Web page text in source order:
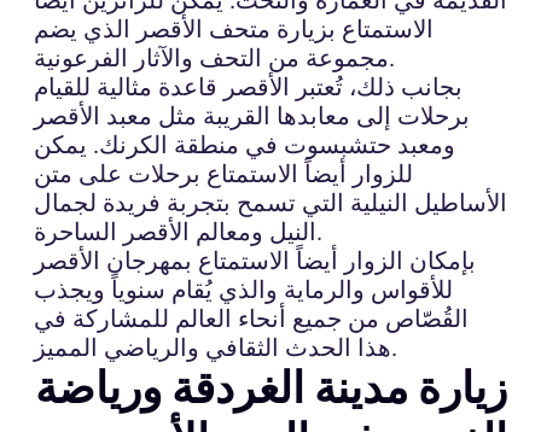
الاستمتاع بزيارة متحف الأقصر الذي يضم
مجموعة من التحف والآثار الفرعونية.
بجانب ذلك، تُعتبر الأقصر قاعدة مثالية للقيام
برحلات إلى معابدها القريبة مثل معبد الأقصر
ومعبد حتشبسوت في منطقة الكرنك. يمكن
للزوار أيضاً الاستمتاع برحلات على متن
الأساطيل النيلية التي تسمح بتجربة فريدة لجمال
النيل ومعالم الأقصر الساحرة.
بإمكان الزوار أيضاً الاستمتاع بمهرجان الأقصر
للأقواس والرماية والذي يُقام سنوياً ويجذب
القُصّاص من جميع أنحاء العالم للمشاركة في
هذا الحدث الثقافي والرياضي المميز.
زيارة مدينة الغردقة ورياضة